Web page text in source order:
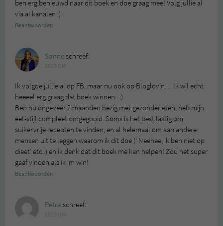
ben erg benieuwd naar dit boek en doe graag mee! Volg jullie al
via al kanalen :)
Beantwoorden
Sanneschreef:
Ik volgde jullie al op FB, maar nu ook op Bloglovin… Ik wil echt
heeeel erg graag dat boek winnen.. :)
Ben nu ongeveer 2 maanden bezig met gezonder eten, heb mijn
eet-stijl compleet omgegooid. Soms is het best lastig om
suikervrije recepten te vinden, en al helemaal om aan andere
mensen uit te leggen waarom ik dit doe (‘ Neehee, ik ben niet op
dieet’ etc..) en ik denk dat dit boek me kan helpen! Zou het super
gaaf vinden als ik ‘m win!
Beantwoorden
Petra schreef: